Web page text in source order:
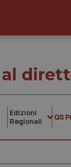
Edizioni
Regionali
QS